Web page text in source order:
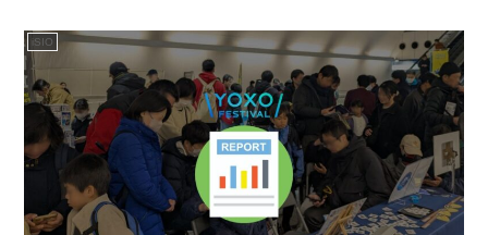
iSIO